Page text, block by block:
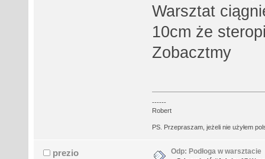
Warsztat
10cm że
Zobacztmy
------
Robert
PS. Przepraszam, jeżeli nie użyłem
prezio Odp: Podłoga w warsztacie